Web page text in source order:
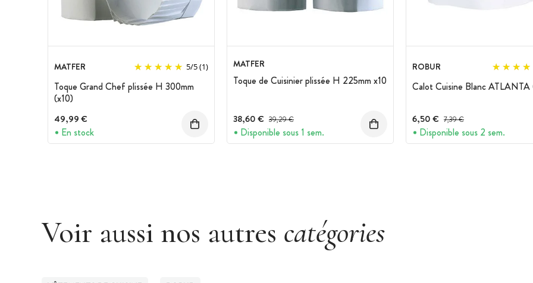
MATFER 5/5(1)
Toque Grand Chef plissée H 300mm
(x10)
49,99 €
En stock
MATFER
Toque de Cuisinier plissée H 225mm x10
38,60 € Prix avant réduction :
39,29 €
Disponible sous 1 sem.
ROBUR
Calot Cuisine Blanc ATLANTA
6,50 € Prix avant réduction :
7,39 €
Disponible sous 2 sem.
Voir aussi nos autres catégories